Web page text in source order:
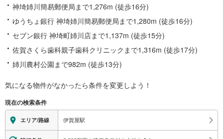
神埼姉川簡易郵便局まで1,276m (徒歩16分)
ゆうちょ銀行 神埼姉川簡易郵便局まで1,280m (徒歩16分)
セブン銀行 神埼町姉川店まで1,137m (徒歩15分)
佐賀さくら歯科親子歯科クリニックまで1,316m (徒歩17分)
姉川農村公園まで982m (徒歩13分)
気になる物件がなかったら条件を変更しよう！
現在の検索条件
エリア/路線 伊賀屋駅